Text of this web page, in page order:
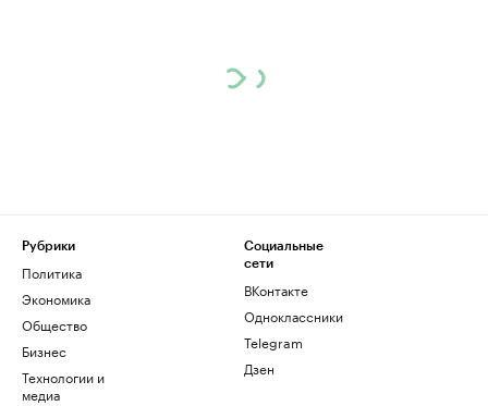
Рубрики
Политика
Экономика
Общество
Бизнес
Технологии и
медиа
Социальные
сети
ВКонтакте
Одноклассники
Telegram
Дзен